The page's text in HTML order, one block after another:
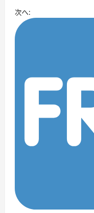
ナ
ビ
ゲ
ョ
次へ: